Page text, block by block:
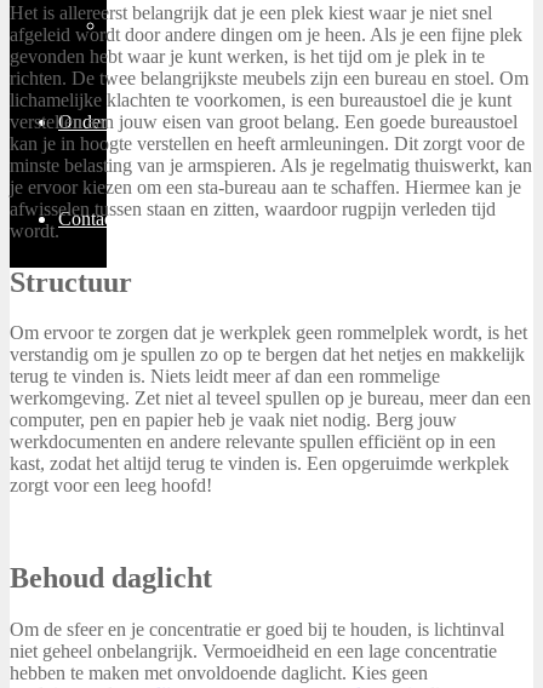
Thuiswerken
Ondernemen
Contact
Het is allereerst belangrijk dat je een plek kiest waar je niet snel
afgeleid wordt door andere dingen om je heen. Als je een fijne plek
gevonden hebt waar je kunt werken, is het tijd om je plek in te
richten. De twee belangrijkste meubels zijn een bureau en stoel. Om
lichamelijke klachten te voorkomen, is een bureaustoel die je kunt
verstellen aan jouw eisen van groot belang. Een goede bureaustoel
kan je in hoogte verstellen en heeft armleuningen. Dit zorgt voor de
minste belasting van je armspieren. Als je regelmatig thuiswerkt, kan
je ervoor kiezen om een sta-bureau aan te schaffen. Hiermee kan je
afwisselen tussen staan en zitten, waardoor rugpijn verleden tijd
wordt.
Structuur
Om ervoor te zorgen dat je werkplek geen rommelplek wordt, is het
verstandig om je spullen zo op te bergen dat het netjes en makkelijk
terug te vinden is. Niets leidt meer af dan een rommelige
werkomgeving. Zet niet al teveel spullen op je bureau, meer dan een
computer, pen en papier heb je vaak niet nodig. Berg jouw
werkdocumenten en andere relevante spullen efficiënt op in een
kast, zodat het altijd terug te vinden is. Een opgeruimde werkplek
zorgt voor een leeg hoofd!
Behoud daglicht
Om de sfeer en je concentratie er goed bij te houden, is lichtinval
niet geheel onbelangrijk. Vermoeidheid en een lage concentratie
hebben te maken met onvoldoende daglicht. Kies geen